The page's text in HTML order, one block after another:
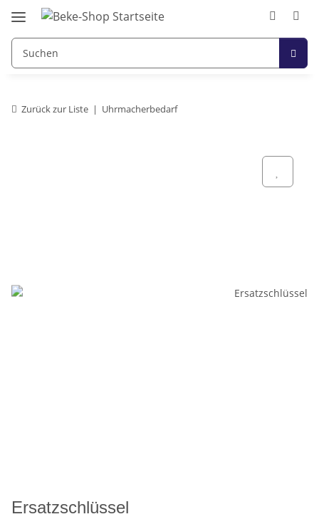
Zurück zur Liste Uhrmacherbedarf
Ersatzschlüssel